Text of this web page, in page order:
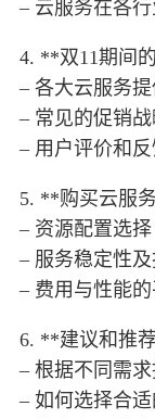
– 云服务在各
4. **双11期间
– 各大云服务
– 常见的促销战
– 用户评价和
5. **购买云服
– 资源配置选择
– 服务稳定性
– 费用与性能
6. **建议和推
– 根据不同需
– 如何选择合